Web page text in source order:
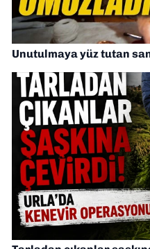
Unutulmaya yüz tutan